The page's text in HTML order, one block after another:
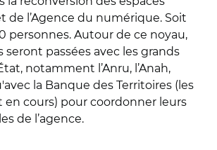
de l’Agence du numérique. Soit
personnes. Autour de ce noyau,
passées avec les grands
notamment l’Anru, l’Anah,
la Banque des Territoires (les
en cours) pour coordonner leurs
de l’agence.